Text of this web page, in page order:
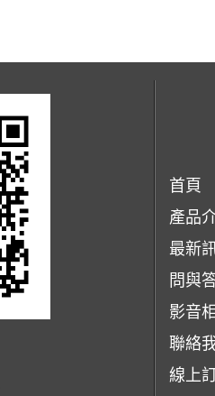
首頁
產品
最新
問與
影音
聯絡
線上